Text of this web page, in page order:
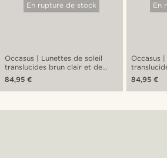
En rupture de stock
Occasus | Lunettes de soleil
translucides brun clair et de
style vintage à verres ronds
polarisés
84,95 €
En
Occasus | Lunettes de soleil
verres
84,95 €